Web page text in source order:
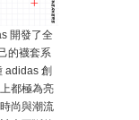
開發了全
的襪套系
adidas 創
都極為亮
尚與潮流